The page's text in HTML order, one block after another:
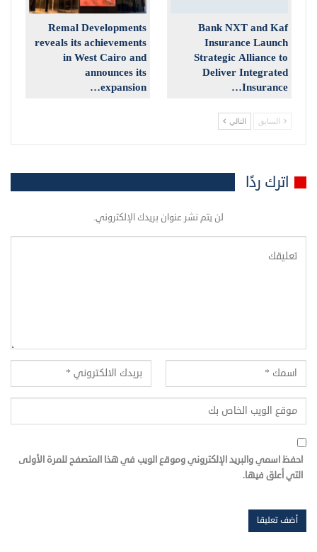
Bank NXT and Kaf
Insurance Launch
Strategic Alliance to
Deliver Integrated
Insurance…
Remal Developments
reveals its achievements
in West Cairo and
announces its
expansion…
السابق التالي
اترك ردًا
لن يتم نشر عنوان بريدك الإلكتروني.
احفظ اسمي والبريد الإلكتروني وموقع الويب في هذا المتصفح للمرة الأولى
التي أعلق فيها.